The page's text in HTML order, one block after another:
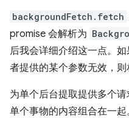
backgroundFetch.fetch
promise 会解析为
后我会详细介绍这一点。
者提供的某个参数无效，则
为单个后台提取提供多个
单个事物的内容组合在一